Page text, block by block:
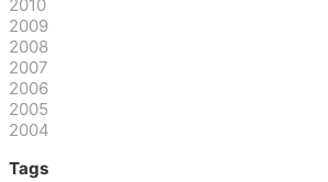
2010
2009
2008
2007
2006
2005
2004
Tags